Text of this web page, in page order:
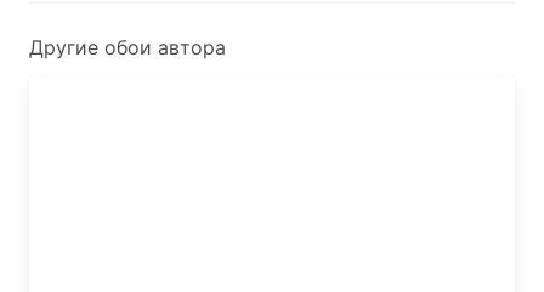
Другие обои автора